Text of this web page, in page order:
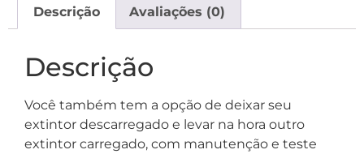
Descrição Avaliações (0)
Descrição
Você também tem a opção de deixar seu
extintor descarregado e levar na hora outro
extintor carregado, com manutenção e teste